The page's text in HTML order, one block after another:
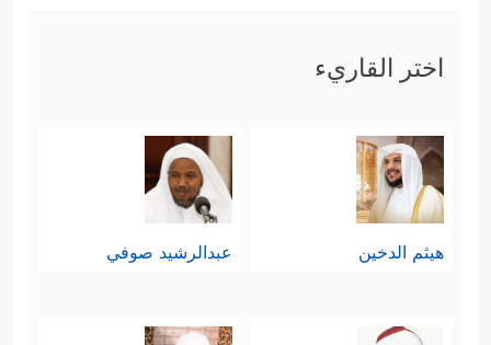
اختر القاريء
هيثم الدخين عبدالرشيد صوفي